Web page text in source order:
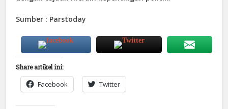
Sumber : Parstoday
Share artikel ini:
Facebook Twitter